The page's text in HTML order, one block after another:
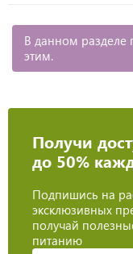
В данном разделе
этим.
Получи
до 50%
Подпишись на
эксклюзивных
получай
питанию